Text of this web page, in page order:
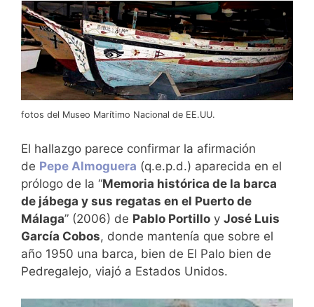
fotos del Museo Marítimo Nacional de EE.UU.
El hallazgo parece confirmar la afirmación
de Pepe Almoguera (q.e.p.d.) aparecida en el
prólogo de la “Memoria histórica de la barca
de jábega y sus regatas en el Puerto de
Málaga” (2006) de Pablo Portillo y José Luis
García Cobos, donde mantenía que sobre el
año 1950 una barca, bien de El Palo bien de
Pedregalejo, viajó a Estados Unidos.